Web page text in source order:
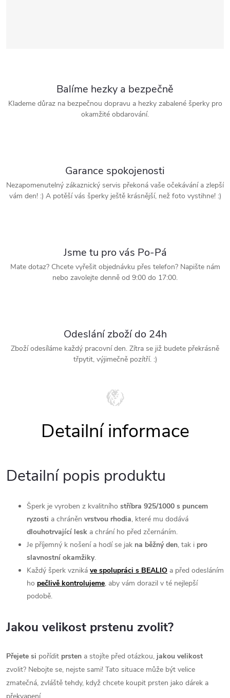
Balíme hezky a bezpečně
Klademe důraz na bezpečnou dopravu a hezky zabalené šperky pro
okamžité obdarování.
Garance spokojenosti
Nezapomenutelný zákaznický servis překoná vaše očekávání a zlepší
vám den! :) A potěší vás šperky ještě krásnější, než foto vystihne! :)
Jsme tu pro vás Po-Pá
Mate dotaz? Chcete vyřešit objednávku přes telefon? Napište nám
nebo zavolejte denně od 9:00 do 17:00.
Odeslání zboží do 24h
Zboží odesíláme každý pracovní den. Zítra se již budete překrásně
třpytit, výjimečně pozítří. :)
Detailní popis produktu
Šperk je vyroben z kvalitního stříbra 925/1000 s puncem
ryzosti a chráněn vrstvou rhodia, které mu dodává
dlouhotrvající lesk a chrání ho před zčernáním.
Je příjemný k nošení a hodí se jak na běžný den, tak i pro
slavnostní okamžiky.
Každý šperk vzniká ve spolupráci s BEALIO a před odesláním
ho pečlivě kontrolujeme, aby vám dorazil v té nejlepší
podobě.
Jakou velikost prstenu zvolit?
Přejete si pořídit prsten a stojíte před otázkou, jakou velikost
zvolit? Nebojte se, nejste sami! Tato situace může být velice
zmatečná, zvláště tehdy, když chcete koupit prsten jako dárek a